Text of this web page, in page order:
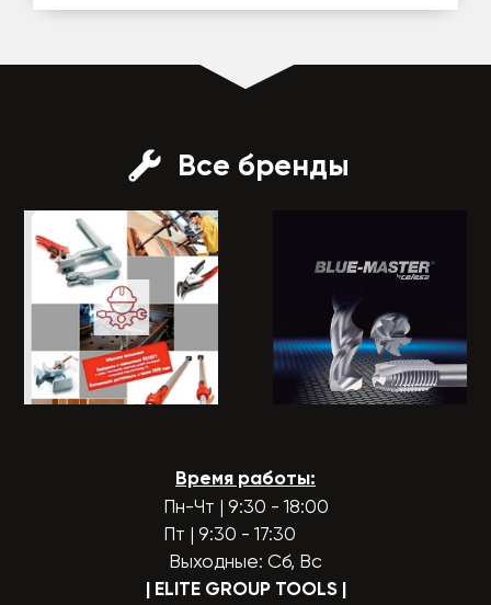
Все бренды
Время работы:
Пн-Чт | 9:30 - 18:00
Пт | 9:30 - 17:30
Выходные: Сб, Вс
| ELITE GROUP TOOLS |